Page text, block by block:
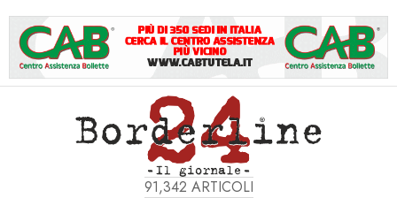
91,342 ARTICOLI